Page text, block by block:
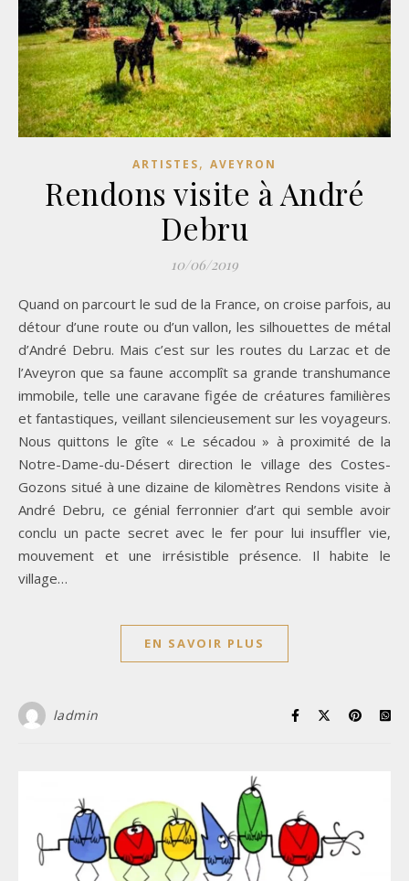
ARTISTES, AVEYRON
Rendons visite à André
Debru
10/06/2019
Quand on parcourt le sud de la France, on croise parfois, au
détour d’une route ou d’un vallon, les silhouettes de métal
d’André Debru. Mais c’est sur les routes du Larzac et de
l’Aveyron que sa faune accomplît sa grande transhumance
immobile, telle une caravane figée de créatures familières
et fantastiques, veillant silencieusement sur les voyageurs.
Nous quittons le gîte « Le sécadou » à proximité de la
Notre-Dame-du-Désert direction le village des Costes-
Gozons situé à une dizaine de kilomètres Rendons visite à
André Debru, ce génial ferronnier d’art qui semble avoir
conclu un pacte secret avec le fer pour lui insuffler vie,
mouvement et une irrésistible présence. Il habite le
village…
EN SAVOIR PLUS
ladmin